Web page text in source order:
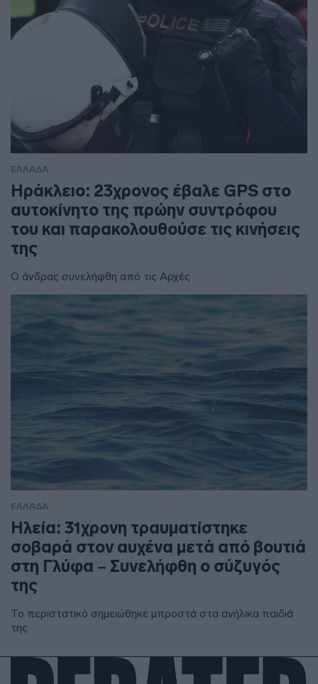
ΕΛΛΑΔΑ
Ηράκλειο: 23χρονος έβαλε GPS στο
αυτοκίνητο της πρώην συντρόφου
του και παρακολουθούσε τις κινήσεις
της
Ο άνδρας συνελήφθη από τις Αρχές
ΕΛΛΑΔΑ
Ηλεία: 31χρονη τραυματίστηκε
σοβαρά στον αυχένα μετά από βουτιά
στη Γλύφα – Συνελήφθη ο σύζυγός
της
Το περιστατικό σημειώθηκε μπροστά στα ανήλικα παιδιά
της